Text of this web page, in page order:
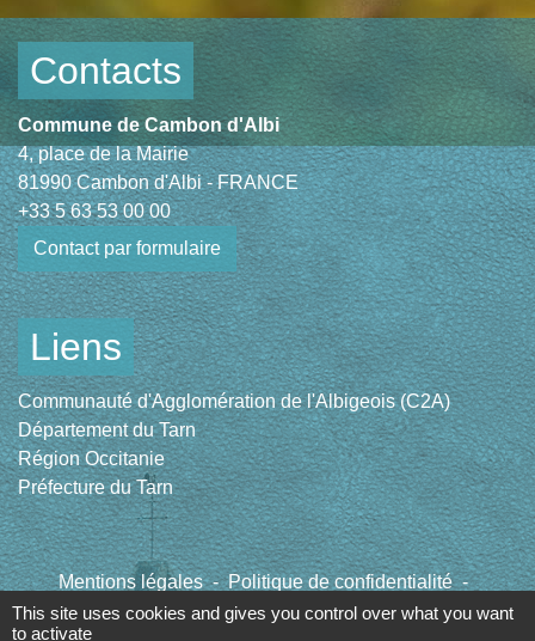
Contacts
Commune de Cambon d'Albi
4, place de la Mairie
81990 Cambon d'Albi - FRANCE
+33 5 63 53 00 00
Contact par formulaire
Liens
Communauté d'Agglomération de l'Albigeois (C2A)
Département du Tarn
Région Occitanie
Préfecture du Tarn
Mentions légales - Politique de confidentialité -
Accessibilité - Plan du site - Gestion des cookies
This site uses cookies and gives you control over what you want
to activate